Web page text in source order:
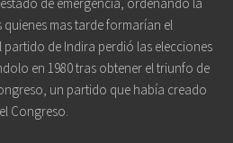
mas tarde formarían el
partido de Indira perdió las elecciones
en 1980 tras obtener el triunfo de
un partido que había creado
Congreso.